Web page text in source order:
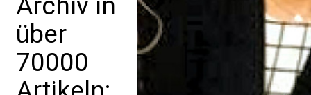
über
70000